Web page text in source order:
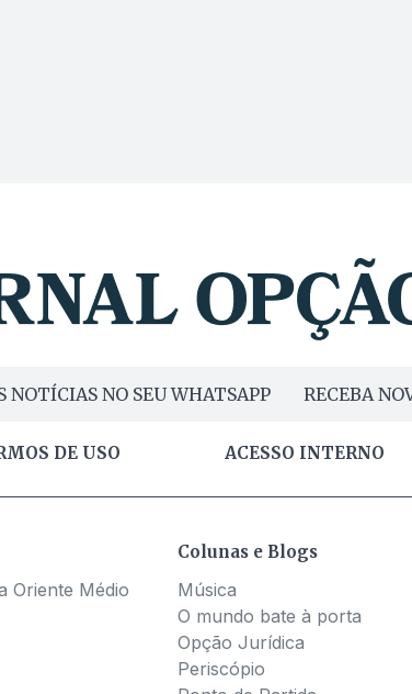
NOTÍCIAS NO SEU WHATSAPP RECEBA
DE USO ACESSO INTERNO
Oriente Médio
Colunas e Blogs
Música
O mundo bate à porta
Opção Jurídica
Periscópio